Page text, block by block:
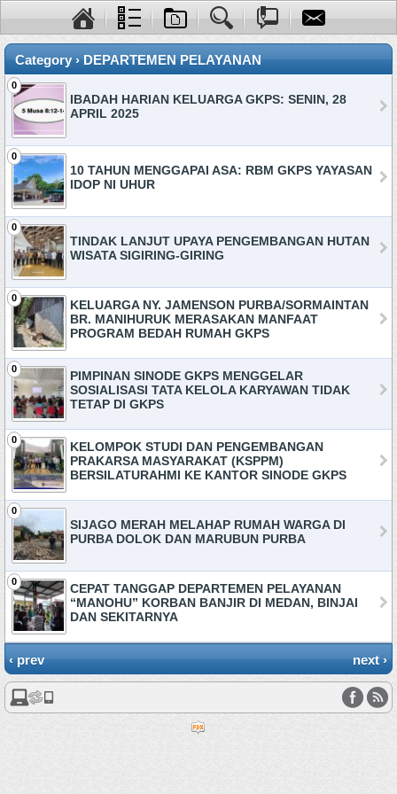
Category › DEPARTEMEN PELAYANAN
0
IBADAH HARIAN KELUARGA GKPS: SENIN, 28
APRIL 2025
0
10 TAHUN MENGGAPAI ASA: RBM GKPS YAYASAN
IDOP NI UHUR
0
TINDAK LANJUT UPAYA PENGEMBANGAN HUTAN
WISATA SIGIRING-GIRING
0
KELUARGA NY. JAMENSON PURBA/SORMAINTAN
BR. MANIHURUK MERASAKAN MANFAAT
PROGRAM BEDAH RUMAH GKPS
0
PIMPINAN SINODE GKPS MENGGELAR
SOSIALISASI TATA KELOLA KARYAWAN TIDAK
TETAP DI GKPS
0
KELOMPOK STUDI DAN PENGEMBANGAN
PRAKARSA MASYARAKAT (KSPPM)
BERSILATURAHMI KE KANTOR SINODE GKPS
0
SIJAGO MERAH MELAHAP RUMAH WARGA DI
PURBA DOLOK DAN MARUBUN PURBA
0
CEPAT TANGGAP DEPARTEMEN PELAYANAN
“MANOHU” KORBAN BANJIR DI MEDAN, BINJAI
DAN SEKITARNYA
next ›
‹ prev